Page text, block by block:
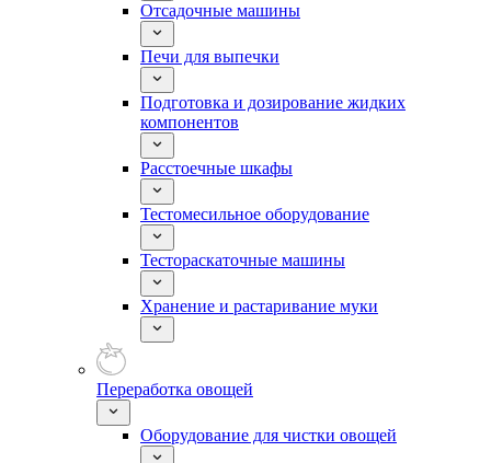
Отсадочные машины
Печи для выпечки
Подготовка и дозирование жидких
компонентов
Расстоечные шкафы
Тестомесильное оборудование
Тестораскаточные машины
Хранение и растаривание муки
Переработка овощей
Оборудование для чистки овощей